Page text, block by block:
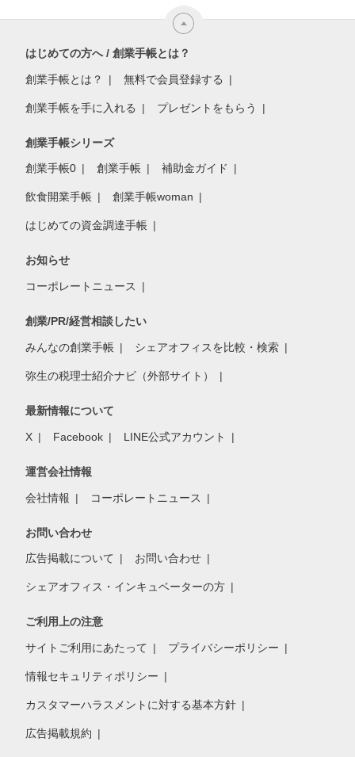
はじめての方へ / 創業手帳とは？
創業手帳とは？ 無料で会員登録する
創業手帳を手に入れる プレゼントをもらう
創業手帳シリーズ
創業手帳0 創業手帳 補助金ガイド
飲食開業手帳 創業手帳woman
はじめての資金調達手帳
お知らせ
コーポレートニュース
創業/PR/経営相談したい
みんなの創業手帳 シェアオフィスを比較・検索
弥生の税理士紹介ナビ（外部サイト）
最新情報について
X Facebook LINE公式アカウント
運営会社情報
会社情報 コーポレートニュース
お問い合わせ
広告掲載について お問い合わせ
シェアオフィス・インキュベーターの方
ご利用上の注意
サイトご利用にあたって プライバシーポリシー
情報セキュリティポリシー
カスタマーハラスメントに対する基本方針
広告掲載規約